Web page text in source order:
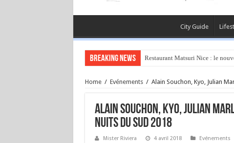
City Guide
Breaking News Restaurant Matsuri Nice : le
Home / Evénements / Alain Souchon, Kyo, Julian
Alain Souchon, Kyo, Julian
Nuits du Sud 2018
Mister Riviera 4 avril 2018 Evénements